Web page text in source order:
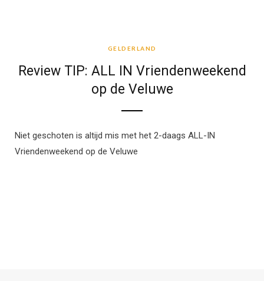
GELDERLAND
Review TIP: ALL IN Vriendenweekend
op de Veluwe
Niet geschoten is altijd mis met het 2-daags ALL-IN
Vriendenweekend op de Veluwe